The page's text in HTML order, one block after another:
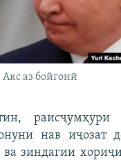
аз бойгонӣ
раисҷумҳури
нав иҷозат
ва зиндагии